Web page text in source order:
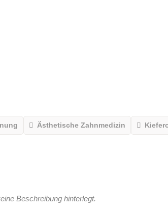
Ästhetische Zahnmedizin
Beschreibung hinterlegt.